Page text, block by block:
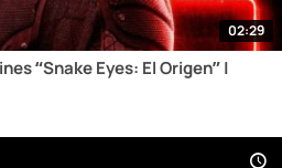
02:29
“Snake Eyes: El Origen” |